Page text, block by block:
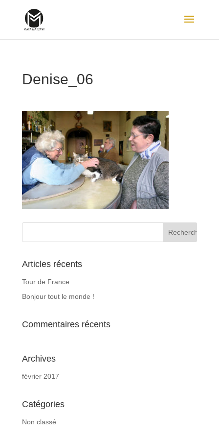
Denise_06
Articles récents
Tour de France
Bonjour tout le monde !
Commentaires récents
Archives
février 2017
Catégories
Non classé